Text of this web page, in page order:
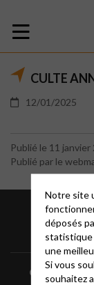
CULTE
12/01/2025
Publié le 11 janvier
Publié par le
Contacts
Notre site
déposés
statistique
une
Si vous
souhaitez